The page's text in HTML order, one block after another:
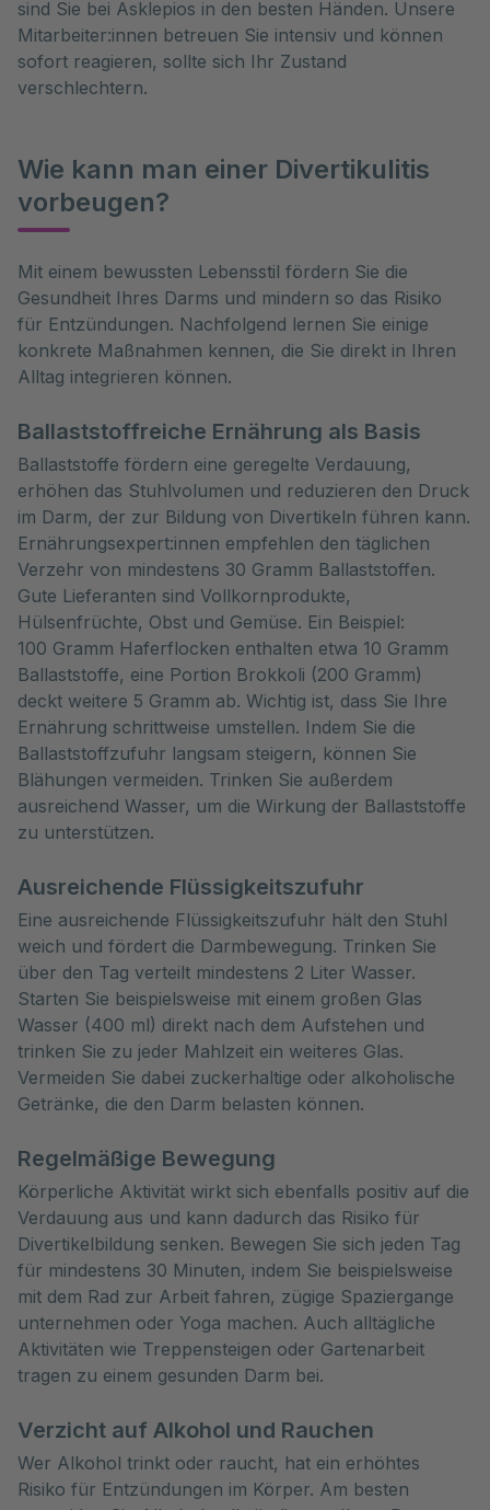
sind Sie bei Asklepios in den besten Händen. Unsere
Mitarbeiter:innen betreuen Sie intensiv und können
sofort reagieren, sollte sich Ihr Zustand
verschlechtern.
Wie kann man einer Divertikulitis
vorbeugen?
Mit einem bewussten Lebensstil fördern Sie die
Gesundheit Ihres Darms und mindern so das Risiko
für Entzündungen. Nachfolgend lernen Sie einige
konkrete Maßnahmen kennen, die Sie direkt in Ihren
Alltag integrieren können.
Ballaststoffreiche Ernährung als Basis
Ballaststoffe fördern eine geregelte Verdauung,
erhöhen das Stuhlvolumen und reduzieren den Druck
im Darm, der zur Bildung von Divertikeln führen kann.
Ernährungsexpert:innen empfehlen den täglichen
Verzehr von mindestens 30 Gramm Ballaststoffen.
Gute Lieferanten sind Vollkornprodukte,
Hülsenfrüchte, Obst und Gemüse. Ein Beispiel:
100 Gramm Haferflocken enthalten etwa 10 Gramm
Ballaststoffe, eine Portion Brokkoli (200 Gramm)
deckt weitere 5 Gramm ab. Wichtig ist, dass Sie Ihre
Ernährung schrittweise umstellen. Indem Sie die
Ballaststoffzufuhr langsam steigern, können Sie
Blähungen vermeiden. Trinken Sie außerdem
ausreichend Wasser, um die Wirkung der Ballaststoffe
zu unterstützen.
Ausreichende Flüssigkeitszufuhr
Eine ausreichende Flüssigkeitszufuhr hält den Stuhl
weich und fördert die Darmbewegung. Trinken Sie
über den Tag verteilt mindestens 2 Liter Wasser.
Starten Sie beispielsweise mit einem großen Glas
Wasser (400 ml) direkt nach dem Aufstehen und
trinken Sie zu jeder Mahlzeit ein weiteres Glas.
Vermeiden Sie dabei zuckerhaltige oder alkoholische
Getränke, die den Darm belasten können.
Regelmäßige Bewegung
Körperliche Aktivität wirkt sich ebenfalls positiv auf die
Verdauung aus und kann dadurch das Risiko für
Divertikelbildung senken. Bewegen Sie sich jeden Tag
für mindestens 30 Minuten, indem Sie beispielsweise
mit dem Rad zur Arbeit fahren, zügige Spaziergange
unternehmen oder Yoga machen. Auch alltägliche
Aktivitäten wie Treppensteigen oder Gartenarbeit
tragen zu einem gesunden Darm bei.
Verzicht auf Alkohol und Rauchen
Wer Alkohol trinkt oder raucht, hat ein erhöhtes
Risiko für Entzündungen im Körper. Am besten